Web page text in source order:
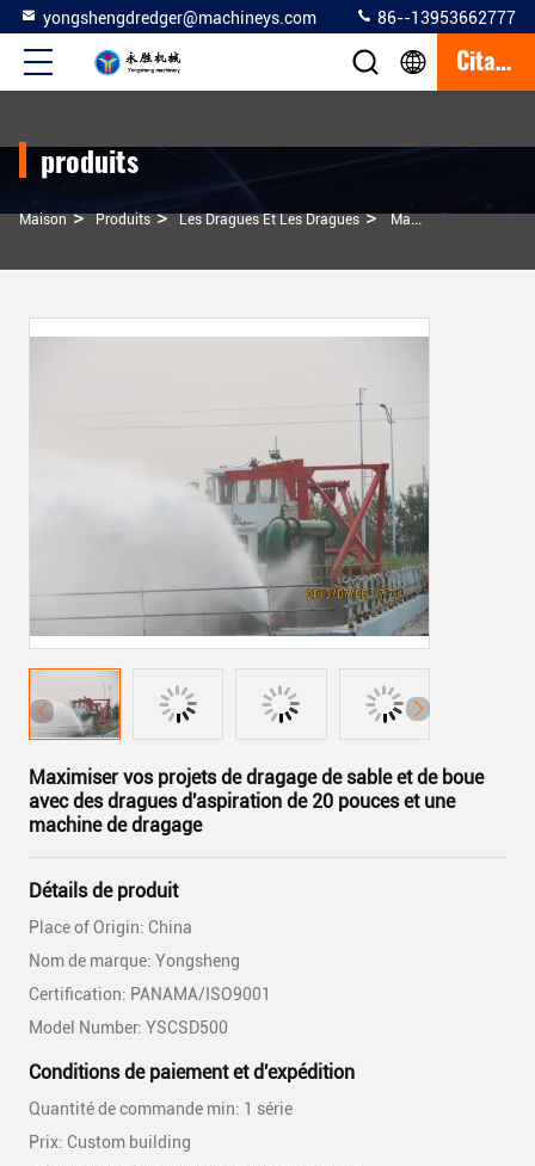
yongshengdredger@machineys.com 86--13953662777
Citation
produits
Maison > Produits > Les Dragues Et Les Dragues > Maximiser Vos Projets De Dragage De Sable Et De Boue Avec Des Dragues D'aspiration De 20 Pouces Et Une Machine De Dragage
Maximiser vos projets de dragage de sable et de boue
avec des dragues d'aspiration de 20 pouces et une
machine de dragage
Détails de produit
Place of Origin: China
Nom de marque: Yongsheng
Certification: PANAMA/ISO9001
Model Number: YSCSD500
Conditions de paiement et d'expédition
Quantité de commande min: 1 série
Prix: Custom building